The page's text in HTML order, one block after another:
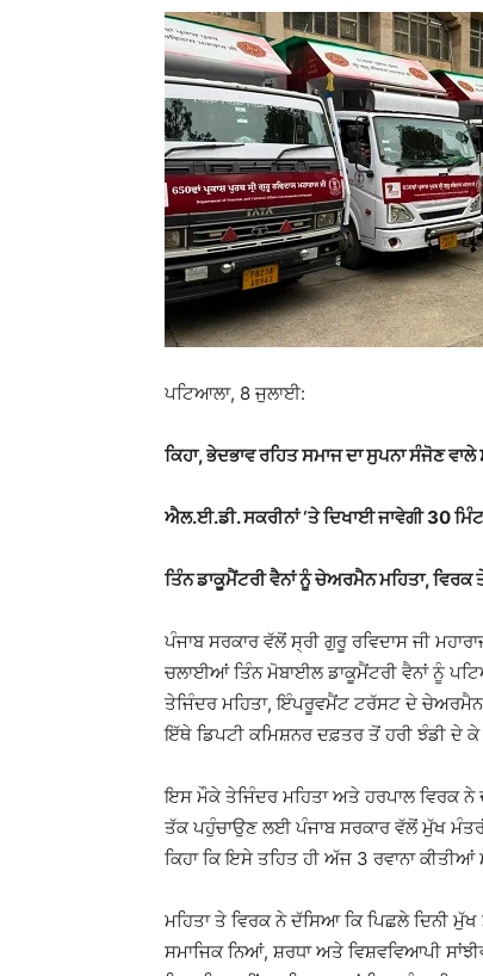
ਪਟਿਆਲਾ, 8 ਜੁਲਾਈ:
ਕਿਹਾ, ਭੇਦਭਾਵ ਰਹਿਤ ਸਮਾਜ ਦਾ ਸੁਪਨਾ ਸੰਜੋਣ
ਐਲ.ਈ.ਡੀ. ਸਕਰੀਨਾਂ ‘ਤੇ ਦਿਖਾਈ ਜਾਵੇਗੀ 30
ਤਿੰਨ ਡਾਕੂਮੈਂਟਰੀ ਵੈਨਾਂ ਨੂੰ ਚੇਅਰਮੈਨ ਮਹਿਤਾ, ਵਿਰਕ
ਪੰਜਾਬ ਸਰਕਾਰ ਵੱਲੋਂ ਸ੍ਰੀ ਗੁਰੂ ਰਵਿਦਾਸ ਜੀ
ਚਲਾਈਆਂ ਤਿੰਨ ਮੋਬਾਈਲ ਡਾਕੂਮੈਂਟਰੀ ਵੈਨਾਂ ਨੂੰ
ਤੇਜਿੰਦਰ ਮਹਿਤਾ, ਇੰਪਰੂਵਮੈਂਟ ਟਰੱਸਟ ਦੇ ਚੇਅਰਮੈਨ
ਇੱਥੇ ਡਿਪਟੀ ਕਮਿਸ਼ਨਰ ਦਫ਼ਤਰ ਤੋਂ ਹਰੀ ਝੰਡੀ ਦੇ ਕੇ
ਇਸ ਮੌਕੇ ਤੇਜਿੰਦਰ ਮਹਿਤਾ ਅਤੇ ਹਰਪਾਲ ਵਿਰਕ ਨੇ
ਤੱਕ ਪਹੁੰਚਾਉਣ ਲਈ ਪੰਜਾਬ ਸਰਕਾਰ ਵੱਲੋਂ ਮੁੱਖ
ਕਿਹਾ ਕਿ ਇਸੇ ਤਹਿਤ ਹੀ ਅੱਜ 3 ਰਵਾਨਾ
ਮਹਿਤਾ ਤੇ ਵਿਰਕ ਨੇ ਦੱਸਿਆ ਕਿ ਪਿਛਲੇ ਦਿਨੀ
ਸਮਾਜਿਕ ਨਿਆਂ, ਸ਼ਰਧਾ ਅਤੇ ਵਿਸ਼ਵਵਿਆਪੀ